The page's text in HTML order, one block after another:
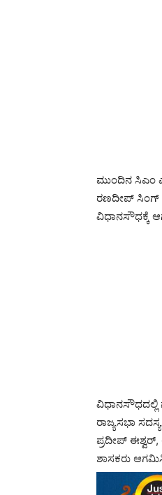
ಮುಂದಿನ ಸಿಎಂ
ರಣದೀಪ್ ಸಿಂಗ್
ವಿಧಾನಸೌಧಕ್ಕೆ
ವಿಧಾನಸೌಧದಲ್ಲಿ
ರಾಜ್ಯಸಭಾ
ಪ್ರದೀಪ್ ಈಶ್ವರ್​​,
ಶಾಸಕರು